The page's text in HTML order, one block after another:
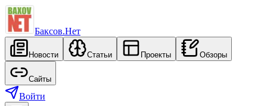
Баксов.Нет
Новости Статьи Проекты Обзоры
Сайты
Войти